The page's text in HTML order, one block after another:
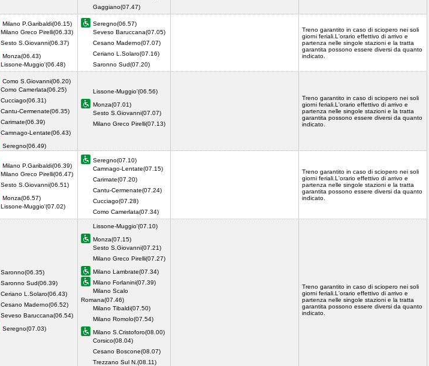
Gaggiano(07.47)
Milano P.Garibaldi(06.15)
Milano Greco Pirelli(06.33)
Sesto S.Giovanni(06.37)
Monza(06.43)
Lissone-Muggio'(06.48)
Seregno(06.57)
Seveso Baruccana(07.05)
Cesano Maderno(07.07)
Ceriano L.Solaro(07.16)
Saronno Sud(07.20)
Treno garantito in caso di sciopero nei soli
giorni feriali.L'orario effettivo di arrivo e
partenza nelle singole stazioni e la tratta
garantita possono essere diversi da quanto
indicato.
Como S.Giovanni(06.20)
Como Camerlata(06.25)
Cucciago(06.31)
Cantu-Cermenate(06.35)
Carimate(06.39)
Camnago-Lentate(06.43)
Seregno(06.49)
Lissone-Muggio'(06.56)
Monza(07.01)
Sesto S.Giovanni(07.07)
Milano Greco Pirelli(07.13)
Treno garantito in caso di sciopero nei soli
giorni feriali.L'orario effettivo di arrivo e
partenza nelle singole stazioni e la tratta
garantita possono essere diversi da quanto
indicato.
Milano P.Garibaldi(06.39)
Milano Greco Pirelli(06.47)
Sesto S.Giovanni(06.51)
Monza(06.57)
Lissone-Muggio'(07.02)
Seregno(07.10)
Camnago-Lentate(07.15)
Carimate(07.20)
Cantu-Cermenate(07.24)
Cucciago(07.28)
Como Camerlata(07.34)
Treno garantito in caso di sciopero nei soli
giorni feriali.L'orario effettivo di arrivo e
partenza nelle singole stazioni e la tratta
garantita possono essere diversi da quanto
indicato.
Saronno(06.35)
Saronno Sud(06.39)
Ceriano L.Solaro(06.43)
Cesano Maderno(06.52)
Seveso Baruccana(06.54)
Seregno(07.03)
Lissone-Muggio'(07.10)
Monza(07.15)
Sesto S.Giovanni(07.21)
Milano Greco Pirelli(07.27)
Milano Lambrate(07.34)
Milano Forlanini(07.39)
Milano Scalo
Romana(07.46)
Milano Tibaldi(07.50)
Milano Romolo(07.54)
Milano S.Cristoforo(08.00)
Corsico(08.04)
Cesano Boscone(08.07)
Trezzano Sul N.(08.11)
Treno garantito in caso di sciopero nei soli
giorni feriali.L'orario effettivo di arrivo e
partenza nelle singole stazioni e la tratta
garantita possono essere diversi da quanto
indicato.